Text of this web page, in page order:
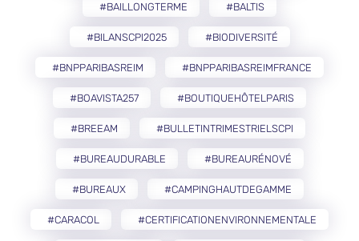
#BAILLONGTERME #BALTIS
#BILANSCPI2025 #BIODIVERSITÉ
#BNPPARIBASREIM #BNPPARIBASREIMFRANCE
#BOAVISTA257 #BOUTIQUEHÔTELPARIS
#BREEAM #BULLETINTRIMESTRIELSCPI
#BUREAUDURABLE #BUREAURÉNOVÉ
#BUREAUX #CAMPINGHAUTDEGAMME
#CARACOL #CERTIFICATIONENVIRONNEMENTALE